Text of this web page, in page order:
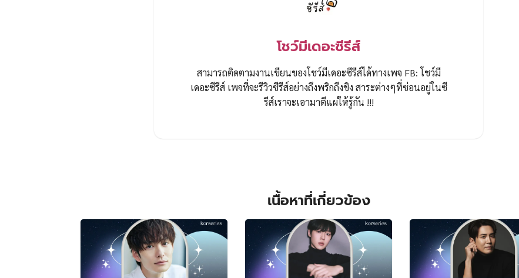
โชว์มีเดอะซีรีส์
สามารถติดตามงานเขียนของโชว์มีเดอะซีรีส์ได้ทางเพจ FB: โชว์มี
เดอะซีรีส์ เพจที่จะรีวิวซีรีส์อย่างถึงพริกถึงขิง สาระต่างๆที่ซ่อนอยู่ในซี
รีส์เราจะเอามาตีแผ่ให้รู้กัน !!!
เนื้อหาที่เกี่ยวข้อง